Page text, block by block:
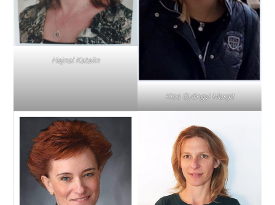
Hajnal Katalin
Kiss Gyöngyi Margit